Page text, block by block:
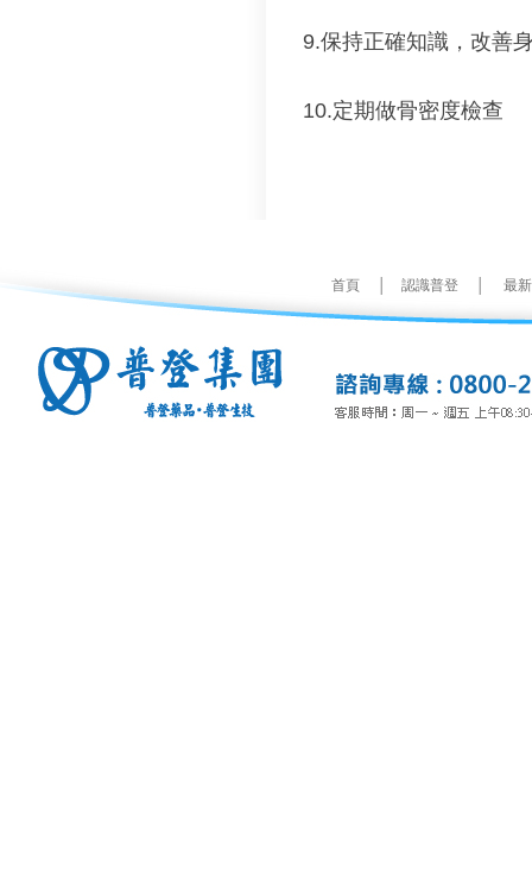
9.保持正確知識，改善
10.定期做骨密度檢查
首頁 認識普登 最